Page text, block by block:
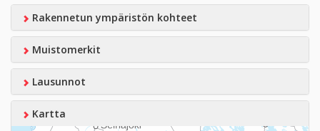
Rakennetun ympäristön kohteet
Muistomerkit
Lausunnot
Kartta